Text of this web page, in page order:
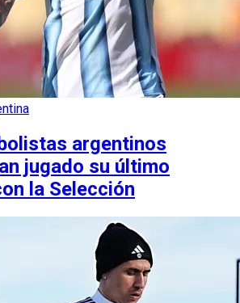
argentinos
jugado su último
la Selección